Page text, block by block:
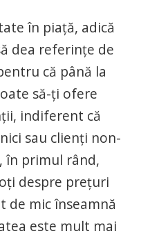
în piață, adică
dea referințe de
că până la
să-ți ofere
indiferent că
sau clienți non-
în primul rând,
despre prețuri
de mic înseamnă
este mult mai